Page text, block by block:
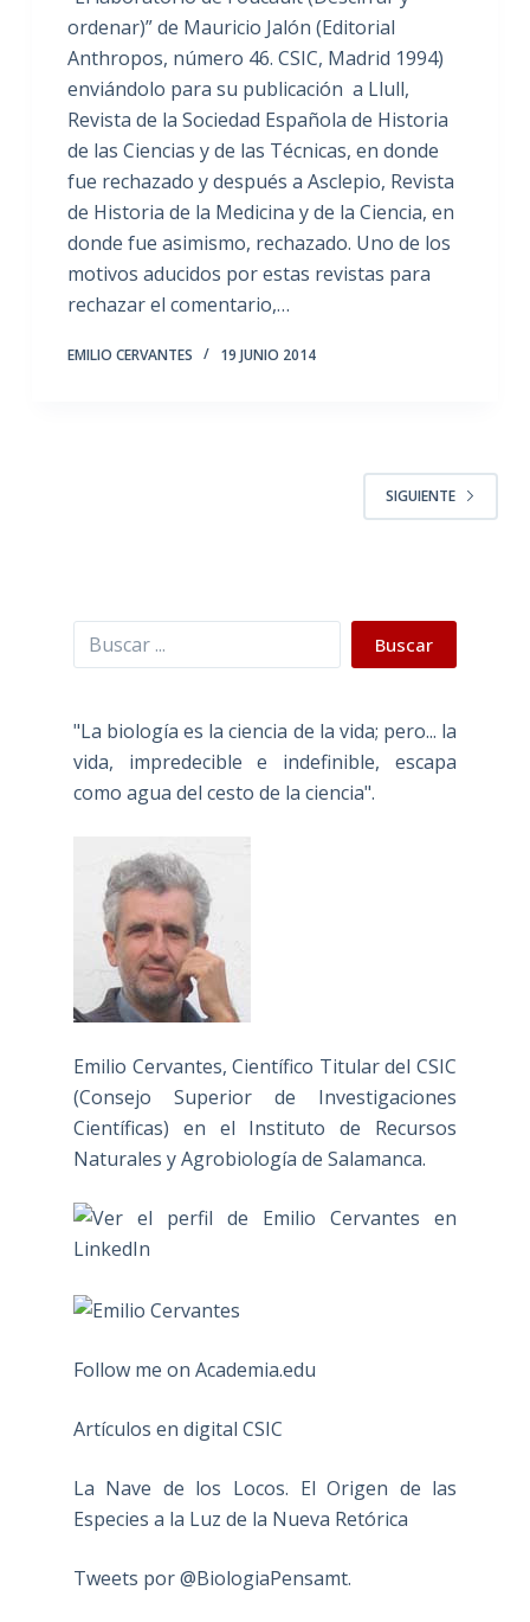
ordenar)” de Mauricio Jalón (Editorial
Anthropos, número 46. CSIC, Madrid 1994)
enviándolo para su publicación a Llull,
Revista de la Sociedad Española de Historia
de las Ciencias y de las Técnicas, en donde
fue rechazado y después a Asclepio, Revista
de Historia de la Medicina y de la Ciencia, en
donde fue asimismo, rechazado. Uno de los
motivos aducidos por estas revistas para
rechazar el comentario,…
EMILIO CERVANTES 19 JUNIO 2014
SIGUIENTE
Buscar Buscar
"La biología es la ciencia de la vida; pero... la
vida, impredecible e indefinible, escapa
como agua del cesto de la ciencia".
Emilio Cervantes, Científico Titular del CSIC
(Consejo Superior de Investigaciones
Científicas) en el Instituto de Recursos
Naturales y Agrobiología de Salamanca.
Follow me on Academia.edu
Artículos en digital CSIC
La Nave de los Locos. El Origen de las
Especies a la Luz de la Nueva Retórica
Tweets por @BiologiaPensamt.